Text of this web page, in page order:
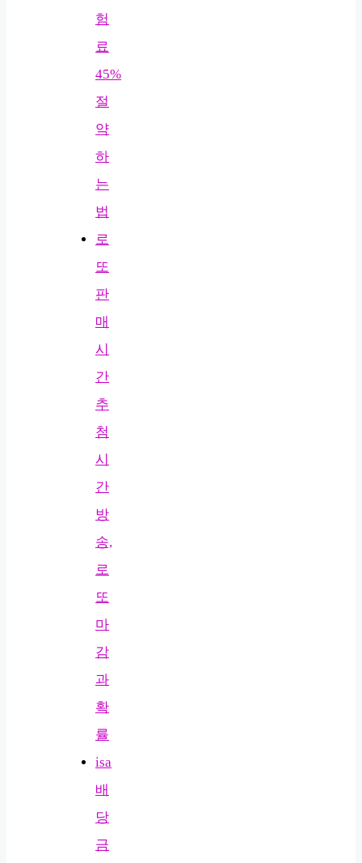
험
료
45%
절
약
하
는
법
로
또
판
매
시
간
추
첨
시
간
방
송,
로
또
마
감
과
확
률
isa
배
당
금